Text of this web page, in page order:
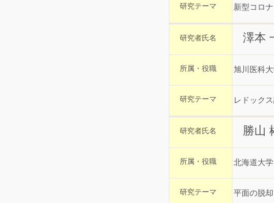
研究テーマ 新型コロ
研究者氏名 澤本
所属・役職 旭川医科
研究テーマ レドック
研究者氏名 勝山
所属・役職 北海道大
研究テーマ 平面の脱